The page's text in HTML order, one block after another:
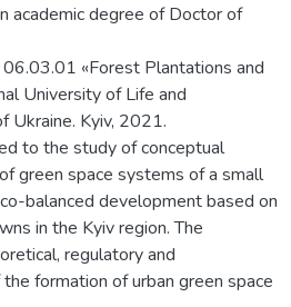
academic degree of Doctor of
«Forest Plantations and
University of Life and
Ukraine. Kyiv, 2021.
to the study of conceptual
green space systems of a small
balanced development based on
in the Kyiv region. The
regulatory and
formation of urban green space